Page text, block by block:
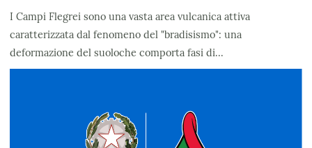
I Campi Flegrei sono una vasta area vulcanica attiva
caratterizzata dal fenomeno del "bradisismo": una
deformazione del suoloche comporta fasi di...